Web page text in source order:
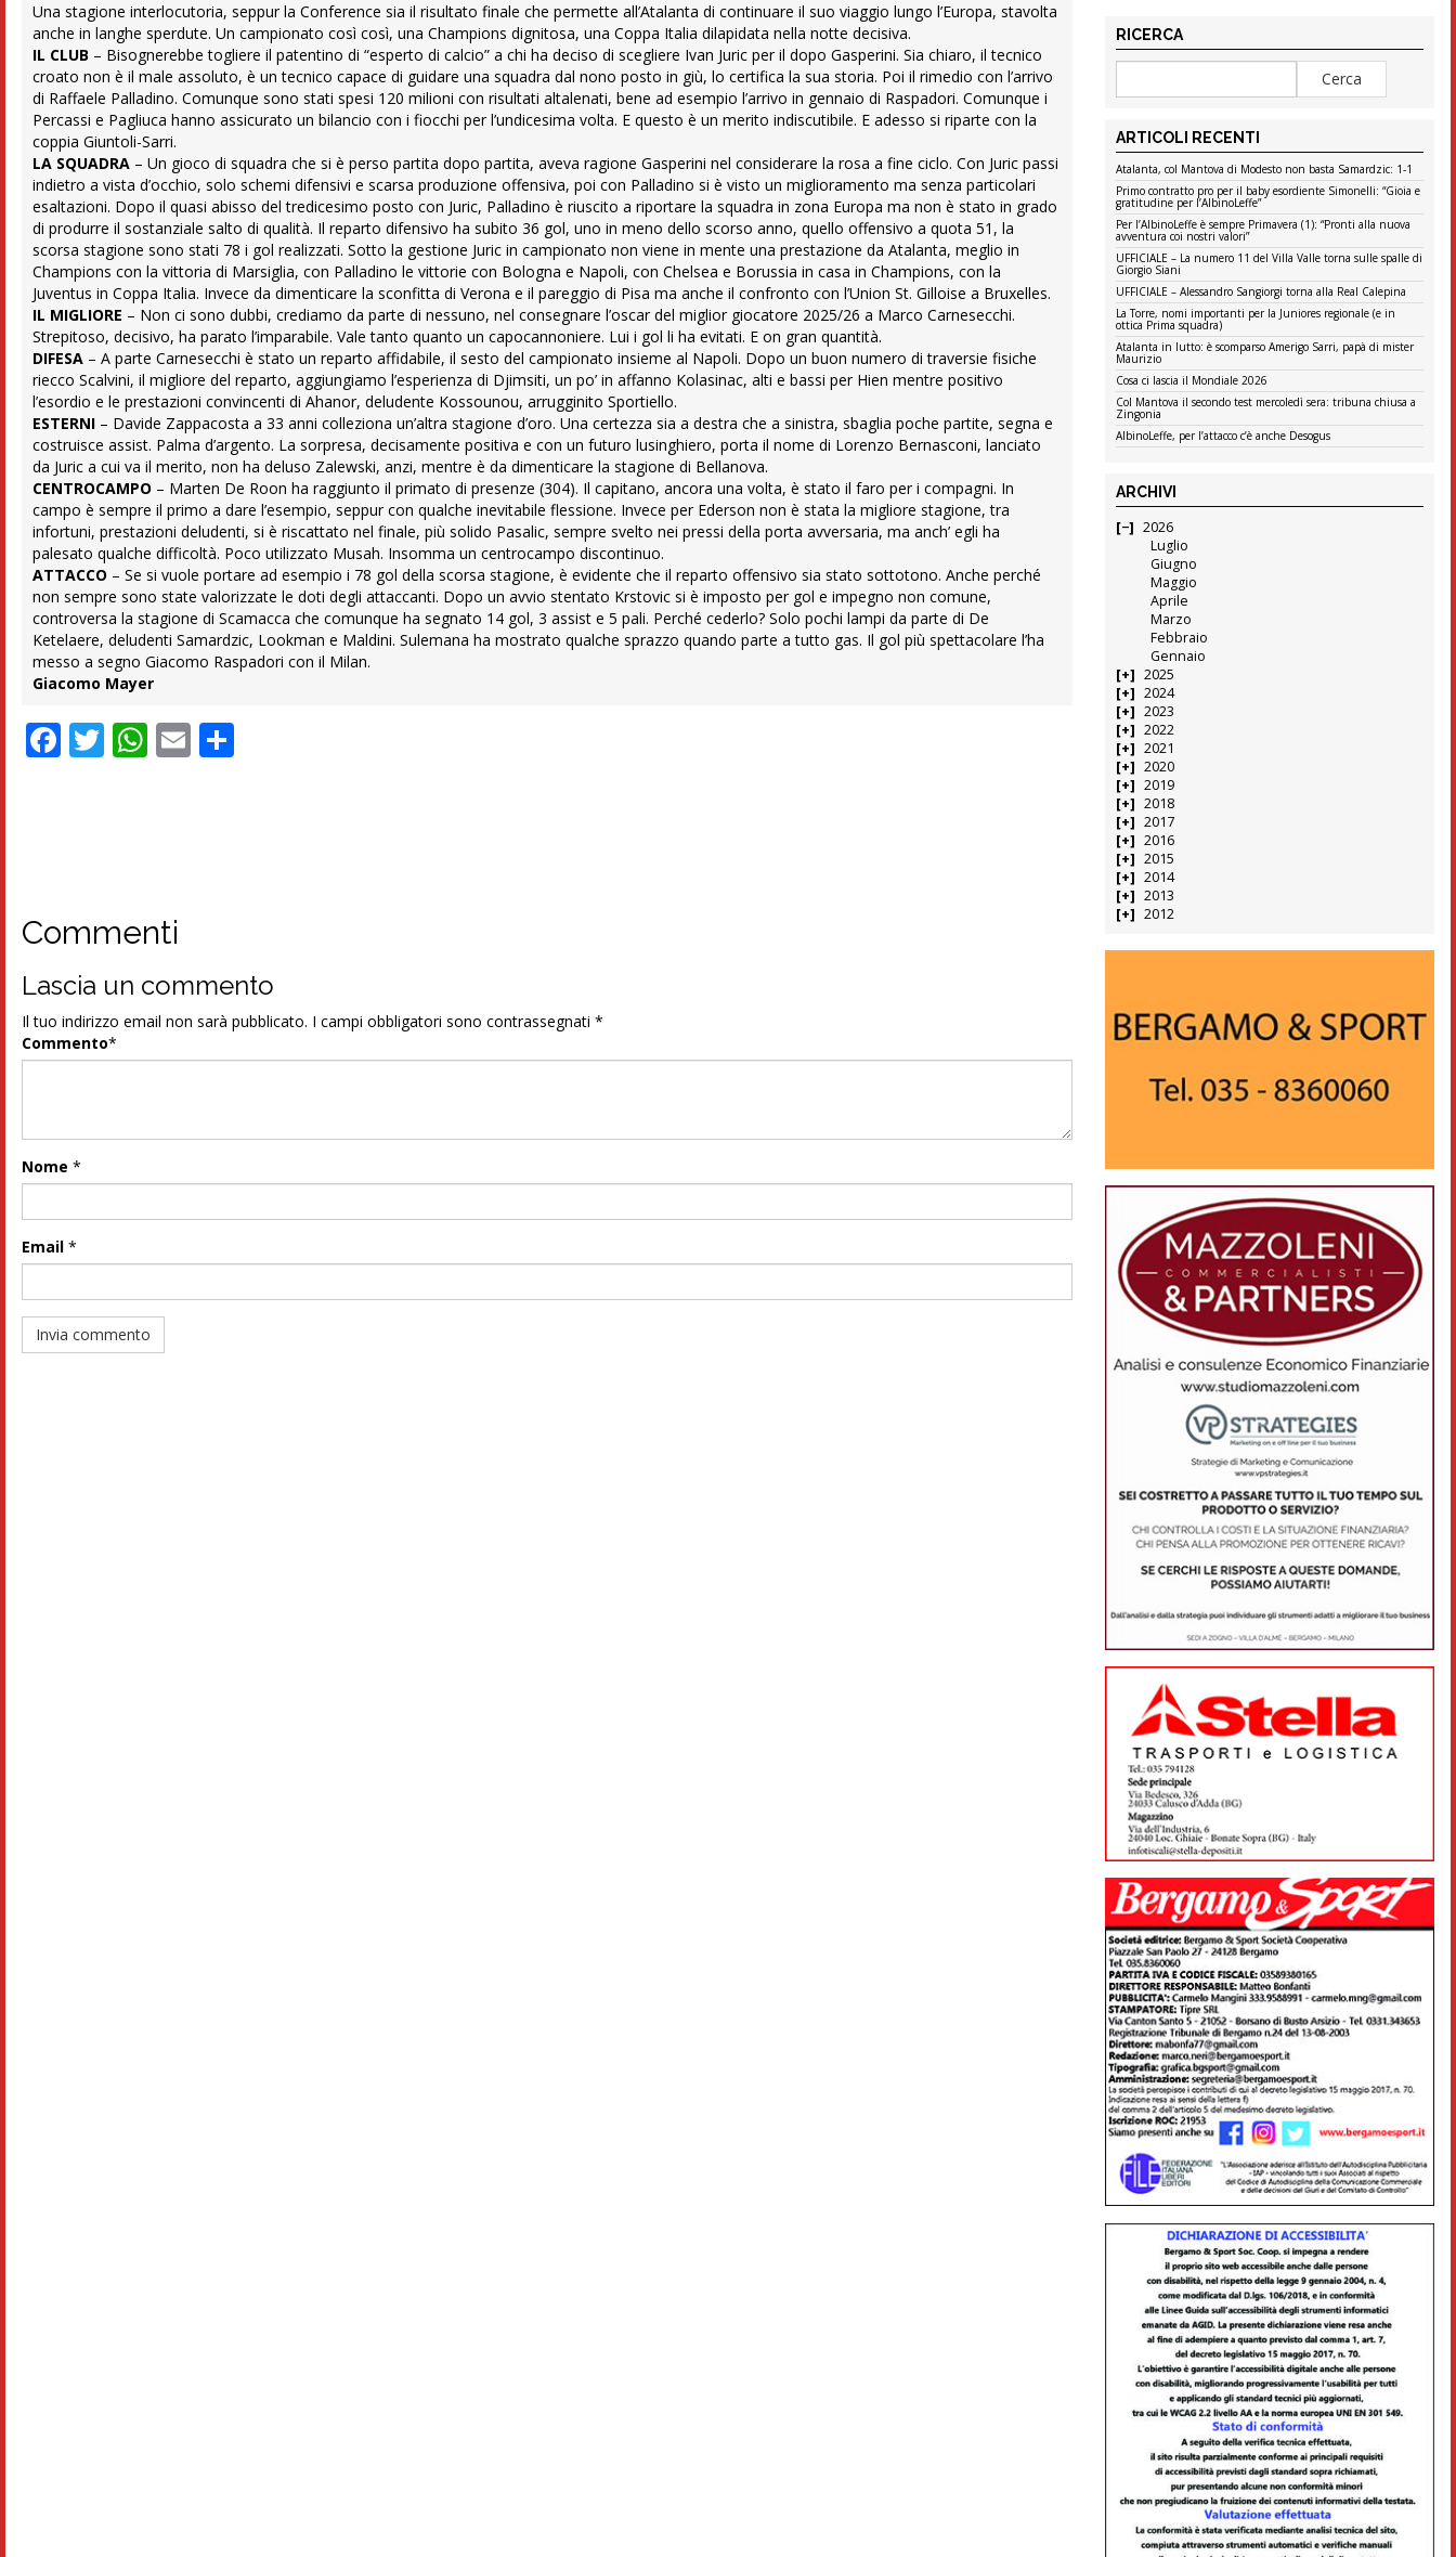
Una stagione interlocutoria, seppur la Conference sia il risultato finale che permette all’Atalanta di continuare il suo viaggio lungo l’Europa, stavolta
anche in langhe sperdute. Un campionato così così, una Champions dignitosa, una Coppa Italia dilapidata nella notte decisiva.
IL CLUB – Bisognerebbe togliere il patentino di “esperto di calcio” a chi ha deciso di scegliere Ivan Juric per il dopo Gasperini. Sia chiaro, il tecnico
croato non è il male assoluto, è un tecnico capace di guidare una squadra dal nono posto in giù, lo certifica la sua storia. Poi il rimedio con l’arrivo
di Raffaele Palladino. Comunque sono stati spesi 120 milioni con risultati altalenati, bene ad esempio l’arrivo in gennaio di Raspadori. Comunque i
Percassi e Pagliuca hanno assicurato un bilancio con i fiocchi per l’undicesima volta. E questo è un merito indiscutibile. E adesso si riparte con la
coppia Giuntoli-Sarri.
LA SQUADRA – Un gioco di squadra che si è perso partita dopo partita, aveva ragione Gasperini nel considerare la rosa a fine ciclo. Con Juric passi
indietro a vista d’occhio, solo schemi difensivi e scarsa produzione offensiva, poi con Palladino si è visto un miglioramento ma senza particolari
esaltazioni. Dopo il quasi abisso del tredicesimo posto con Juric, Palladino è riuscito a riportare la squadra in zona Europa ma non è stato in grado
di produrre il sostanziale salto di qualità. Il reparto difensivo ha subito 36 gol, uno in meno dello scorso anno, quello offensivo a quota 51, la
scorsa stagione sono stati 78 i gol realizzati. Sotto la gestione Juric in campionato non viene in mente una prestazione da Atalanta, meglio in
Champions con la vittoria di Marsiglia, con Palladino le vittorie con Bologna e Napoli, con Chelsea e Borussia in casa in Champions, con la
Juventus in Coppa Italia. Invece da dimenticare la sconfitta di Verona e il pareggio di Pisa ma anche il confronto con l’Union St. Gilloise a Bruxelles.
IL MIGLIORE – Non ci sono dubbi, crediamo da parte di nessuno, nel consegnare l’oscar del miglior giocatore 2025/26 a Marco Carnesecchi.
Strepitoso, decisivo, ha parato l’imparabile. Vale tanto quanto un capocannoniere. Lui i gol li ha evitati. E on gran quantità.
DIFESA – A parte Carnesecchi è stato un reparto affidabile, il sesto del campionato insieme al Napoli. Dopo un buon numero di traversie fisiche
riecco Scalvini, il migliore del reparto, aggiungiamo l’esperienza di Djimsiti, un po’ in affanno Kolasinac, alti e bassi per Hien mentre positivo
l’esordio e le prestazioni convincenti di Ahanor, deludente Kossounou, arrugginito Sportiello.
ESTERNI – Davide Zappacosta a 33 anni colleziona un’altra stagione d’oro. Una certezza sia a destra che a sinistra, sbaglia poche partite, segna e
costruisce assist. Palma d’argento. La sorpresa, decisamente positiva e con un futuro lusinghiero, porta il nome di Lorenzo Bernasconi, lanciato
da Juric a cui va il merito, non ha deluso Zalewski, anzi, mentre è da dimenticare la stagione di Bellanova.
CENTROCAMPO – Marten De Roon ha raggiunto il primato di presenze (304). Il capitano, ancora una volta, è stato il faro per i compagni. In
campo è sempre il primo a dare l’esempio, seppur con qualche inevitabile flessione. Invece per Ederson non è stata la migliore stagione, tra
infortuni, prestazioni deludenti, si è riscattato nel finale, più solido Pasalic, sempre svelto nei pressi della porta avversaria, ma anch’ egli ha
palesato qualche difficoltà. Poco utilizzato Musah. Insomma un centrocampo discontinuo.
ATTACCO – Se si vuole portare ad esempio i 78 gol della scorsa stagione, è evidente che il reparto offensivo sia stato sottotono. Anche perché
non sempre sono state valorizzate le doti degli attaccanti. Dopo un avvio stentato Krstovic si è imposto per gol e impegno non comune,
controversa la stagione di Scamacca che comunque ha segnato 14 gol, 3 assist e 5 pali. Perché cederlo? Solo pochi lampi da parte di De
Ketelaere, deludenti Samardzic, Lookman e Maldini. Sulemana ha mostrato qualche sprazzo quando parte a tutto gas. Il gol più spettacolare l’ha
messo a segno Giacomo Raspadori con il Milan.
Giacomo Mayer
Facebook
Twitter
WhatsApp
Email
Commenti
Lascia un commento
Il tuo indirizzo email non sarà pubblicato. I campi obbligatori sono contrassegnati*
Commento*
Nome *
Email *
RICERCA
ARTICOLI RECENTI
Atalanta, col Mantova di Modesto non basta Samardzic: 1-1
Primo contratto pro per il baby esordiente Simonelli: “Gioia e
gratitudine per l’AlbinoLeffe”
Per l’AlbinoLeffe è sempre Primavera (1): “Pronti alla nuova
avventura coi nostri valori”
UFFICIALE – La numero 11 del Villa Valle torna sulle spalle di
Giorgio Siani
UFFICIALE – Alessandro Sangiorgi torna alla Real Calepina
La Torre, nomi importanti per la Juniores regionale (e in
ottica Prima squadra)
Atalanta in lutto: è scomparso Amerigo Sarri, papà di mister
Maurizio
Cosa ci lascia il Mondiale 2026
Col Mantova il secondo test mercoledì sera: tribuna chiusa a
Zingonia
AlbinoLeffe, per l’attacco c’è anche Desogus
ARCHIVI
2026
Luglio
Giugno
Maggio
Aprile
Marzo
Febbraio
Gennaio
2025
2024
2023
2022
2021
2020
2019
2018
2017
2016
2015
2014
2013
2012